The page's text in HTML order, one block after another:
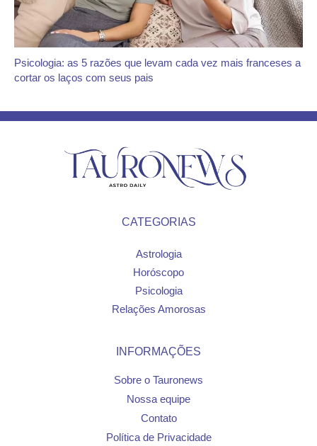
Psicologia: as 5 razões que levam cada vez mais franceses a
cortar os laços com seus pais
CATEGORIAS
Astrologia
Horóscopo
Psicologia
Relações Amorosas
INFORMAÇÕES
Sobre o Tauronews
Nossa equipe
Contato
Política de Privacidade